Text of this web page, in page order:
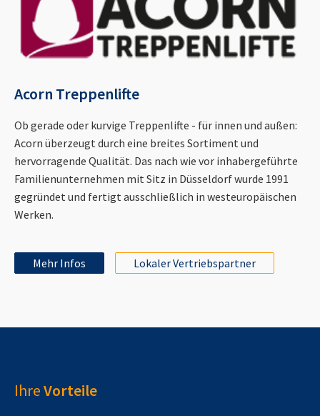
Acorn Treppenlifte
Ob gerade oder kurvige Treppenlifte - für innen und außen:
Acorn überzeugt durch eine breites Sortiment und
hervorragende Qualität. Das nach wie vor inhabergeführte
Familienunternehmen mit Sitz in Düsseldorf wurde 1991
gegründet und fertigt ausschließlich in westeuropäischen
Werken.
Mehr Infos Lokaler Vertriebspartner
IhreVorteile